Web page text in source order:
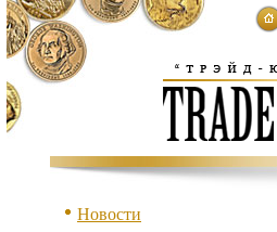
Новости